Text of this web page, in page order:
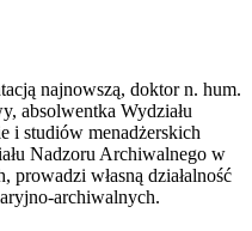
najnowszą, doktor n. hum.
absolwentka Wydziału
i studiów menadżerskich
Nadzoru Archiwalnego w
własną działalność
archiwalnych.